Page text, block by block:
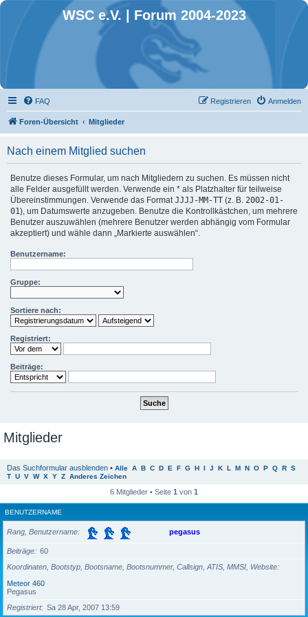
WSC e.V. | Forum 2004-2023
FAQ Anmelden
Registrieren
Foren-Übersicht Mitglieder
Nach einem Mitglied suchen
Benutze dieses Formular, um nach Mitgliedern zu suchen. Es müssen nicht
alle Felder ausgefüllt werden. Verwende ein * als Platzhalter für teilweise
Übereinstimmungen. Verwende das FormatJJJJ-MM-TT (z. B. 2002-01-
01), um Datumswerte anzugeben. Benutze die Kontrollkästchen, um mehrere
Benutzer auszuwählen (mehrere Benutzer werden abhängig vom Formular
akzeptiert) und wähle dann „Markierte auswählen“.
Benutzername:
Gruppe:
Sortiere nach:
Registriert:
Beiträge:
Mitglieder
Das Suchformular ausblenden • Alle A B C D E F G H I J K L M N O P Q R S
T U V W X Y Z Anderes Zeichen
6 Mitglieder • Seite 1 von 1
BENUTZERNAME
Rang, Benutzername pegasus
Beiträge
60
Koordinaten, Bootstyp, Bootsname, Bootsnummer, Callsign, ATIS, MMSI, Website
Meteor 460
Pegasus
Registriert
Sa 28 Apr, 2007 13:59